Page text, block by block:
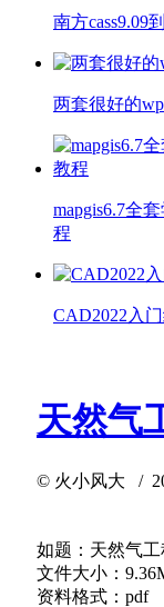
南方cass9.09
两套很好的
mapgis6.7全
程
CAD2022入
天然气
© 火小风大 /
如题：天然气
文件大小：
资料格式：pdf